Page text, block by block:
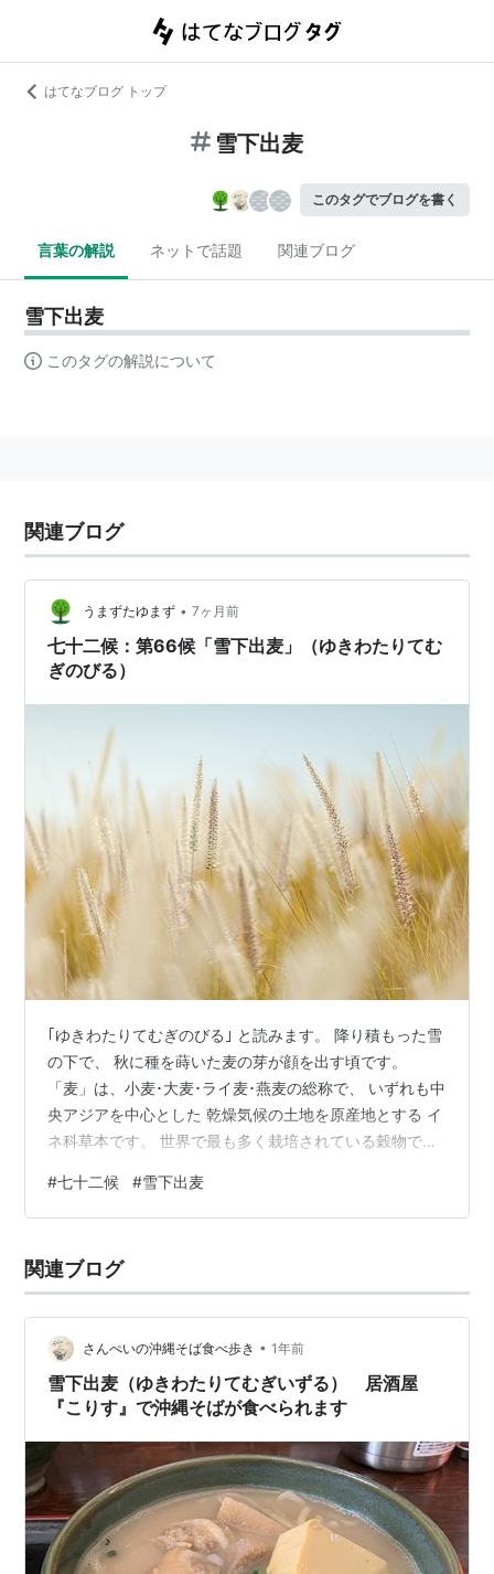
はてなブログ トップ
雪下出麦
このタグでブログを書く
言葉の解説 ネットで話題 関連ブログ
雪下出麦
このタグの解説について
関連ブログ
うまずたゆまず • 7ヶ月前
七十二候：第66候「雪下出麦」（ゆきわたりてむ
ぎのびる）
｢ゆきわたりてむぎのびる｣ と読みます。 降り積もった雪
の下で、 秋に種を蒔いた麦の芽が顔を出す頃です。
「麦」は、小麦･大麦･ライ麦･燕麦の総称で、 いずれも中
央アジアを中心とした 乾燥気候の土地を原産地とする イ
ネ科草本です。 世界で最も多く栽培されている穀物であ
物」の一つです。 秋に発芽して冬を越し、 次の年になっ
て実を結ぶ植物を 「越年草」（えつねんそう）と言い、
ますが、 その代表は「麦」です。 そのため麦は別名「年
越草」(としこえぐさ ) とも 言います。 年が改まって
#七十二候 #雪下出麦
関連ブログ
さんぺいの沖縄そば食べ歩き • 1年前
雪下出麦（ゆきわたりてむぎいずる） 居酒屋
『こりす』で沖縄そばが食べられます